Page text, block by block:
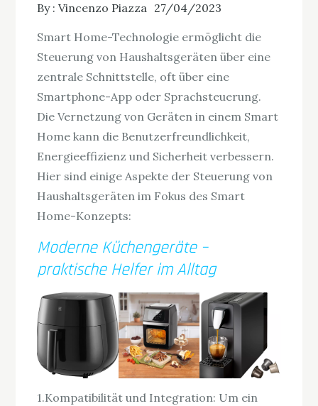
By :Vincenzo Piazza 27/04/2023
Smart Home-Technologie ermöglicht die
Steuerung von Haushaltsgeräten über eine
zentrale Schnittstelle, oft über eine
Smartphone-App oder Sprachsteuerung.
Die Vernetzung von Geräten in einem Smart
Home kann die Benutzerfreundlichkeit,
Energieeffizienz und Sicherheit verbessern.
Hier sind einige Aspekte der Steuerung von
Haushaltsgeräten im Fokus des Smart
Home-Konzepts:
Moderne Küchengeräte –
praktische Helfer im Alltag
1.Kompatibilität und Integration: Um ein